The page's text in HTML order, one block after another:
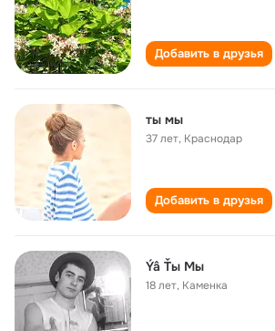
Добавить в друзья
ты мы
37 лет, Краснодар
Добавить в друзья
Ýâ Ťы Mы
18 лет, Каменка